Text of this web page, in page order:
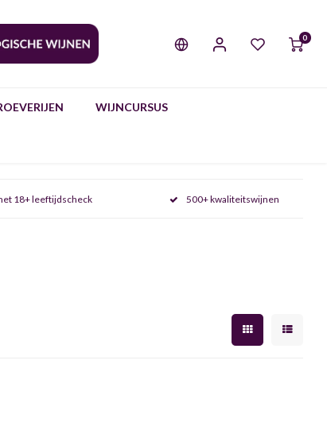
0
WIJNCURSUS
18+ leeftijdscheck 500+ kwaliteitswijnen